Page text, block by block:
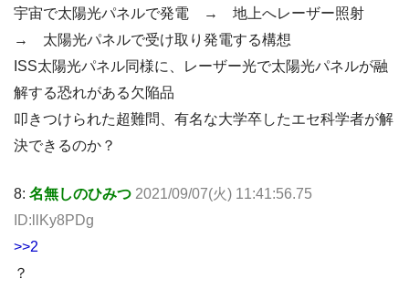
宇宙で太陽光パネルで発電 → 地上へレーザー照射
→ 太陽光パネルで受け取り発電する構想
ISS太陽光パネル同様に、レーザー光で太陽光パネルが融
解する恐れがある欠陥品
叩きつけられた超難問、有名な大学卒したエセ科学者が解
決できるのか？
8: 名無しのひみつ 2021/09/07(火) 11:41:56.75
ID:llKy8PDg
>>2
？